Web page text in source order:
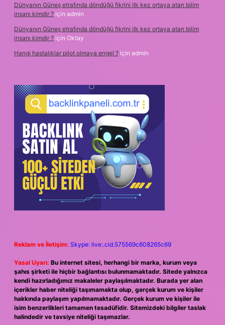
Dünyanın Güneş etrafında döndüğü fikrini ilk kez ortaya atan bilim
insanı kimdir ? için admin
Dünyanın Güneş etrafında döndüğü fikrini ilk kez ortaya atan bilim
insanı kimdir ? için Oktay
Hangi hastalıklar pilot olmaya engel ? için admin
Reklam ve İletişim: Skype: live:.cid.575569c608265c69
Yasal Uyarı: Bu internet sitesi, herhangi bir marka, kurum veya
şahıs şirketi ile hiçbir bağlantısı bulunmamaktadır. Sitede yalnızca
kendi hazırladığımız makaleler paylaşılmaktadır. Burada yer alan
içerikler haber niteliği taşımamakta olup, gerçek kurum ve kişiler
hakkında paylaşım yapılmamaktadır. Gerçek kurum ve kişiler ile
isim benzerlikleri tamamen tesadüfidir. Sitemizdeki bilgiler taslak
halindedir ve tavsiye niteliği taşımazlar.